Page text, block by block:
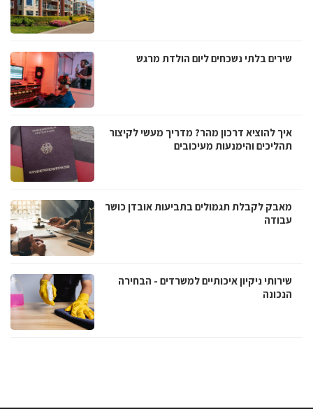
שירים בלתי נשכחים ליום הולדת מרגש
איך להוציא דרכון מהר? מדריך מעשי לקיצור
תהליכים והימנעות מעיכובים
מאבק לקבלת תגמולים בתביעות אובדן כושר
עבודה
שירותי ניקיון איכותיים למשרדים - הבחירה
הנכונה